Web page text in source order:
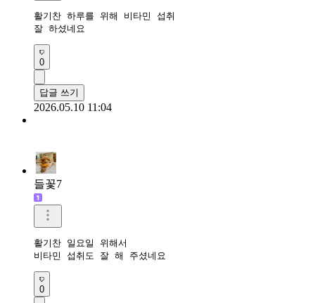
활기찬 하루를 위해 비타민 섭취
잘 하셨네요
0
답글 쓰기
2026.05.10 11:04
들꽃7
활기찬 일요일 위해서
비타민 섭취도 잘 해 주셨네요
0